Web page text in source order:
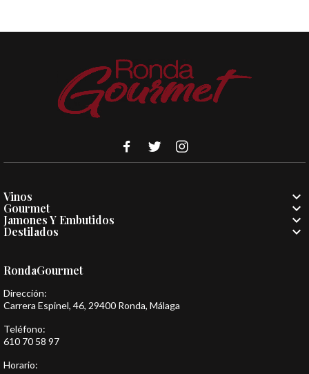
Vinos 
Gourmet 
Jamones Y Embutidos 
Destilados 
RondaGourmet
Dirección:
Carrera Espinel, 46, 29400 Ronda, Málaga
Teléfono:
610 70 58 97
Horario: